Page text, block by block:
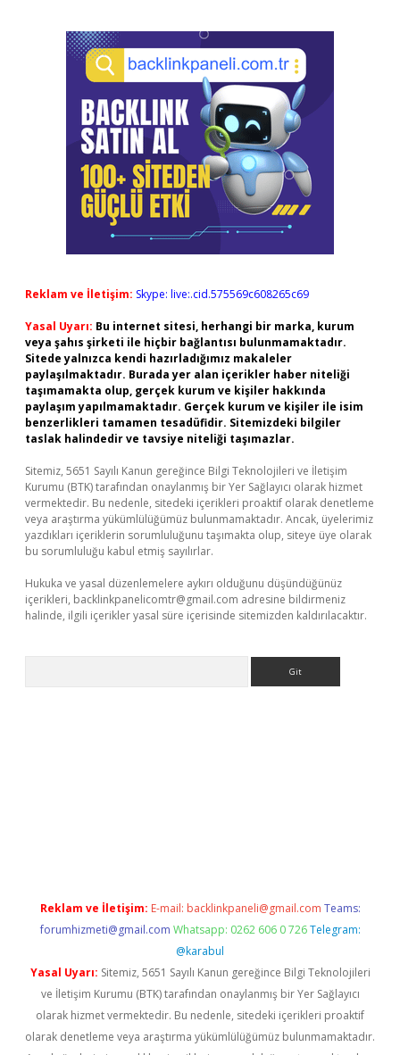
Reklam ve İletişim: Skype: live:.cid.575569c608265c69
Yasal Uyarı: Bu internet sitesi, herhangi bir marka, kurum
veya şahıs şirketi ile hiçbir bağlantısı bulunmamaktadır.
Sitede yalnızca kendi hazırladığımız makaleler
paylaşılmaktadır. Burada yer alan içerikler haber niteliği
taşımamakta olup, gerçek kurum ve kişiler hakkında
paylaşım yapılmamaktadır. Gerçek kurum ve kişiler ile isim
benzerlikleri tamamen tesadüfidir. Sitemizdeki bilgiler
taslak halindedir ve tavsiye niteliği taşımazlar.
Sitemiz, 5651 Sayılı Kanun gereğince Bilgi Teknolojileri ve İletişim
Kurumu (BTK) tarafından onaylanmış bir Yer Sağlayıcı olarak hizmet
vermektedir. Bu nedenle, sitedeki içerikleri proaktif olarak denetleme
veya araştırma yükümlülüğümüz bulunmamaktadır. Ancak, üyelerimiz
yazdıkları içeriklerin sorumluluğunu taşımakta olup, siteye üye olarak
bu sorumluluğu kabul etmiş sayılırlar.
Hukuka ve yasal düzenlemelere aykırı olduğunu düşündüğünüz
içerikleri, backlinkpanelicomtr@gmail.com adresine bildirmeniz
halinde, ilgili içerikler yasal süre içerisinde sitemizden kaldırılacaktır.
Reklam ve İletişim: E-mail: backlinkpaneli@gmail.com Teams:
forumhizmeti@gmail.com Whatsapp: 0262 606 0 726 Telegram:
@karabul
Yasal Uyarı: Sitemiz, 5651 Sayılı Kanun gereğince Bilgi Teknolojileri
ve İletişim Kurumu (BTK) tarafından onaylanmış bir Yer Sağlayıcı
olarak hizmet vermektedir. Bu nedenle, sitedeki içerikleri proaktif
olarak denetleme veya araştırma yükümlülüğümüz bulunmamaktadır.